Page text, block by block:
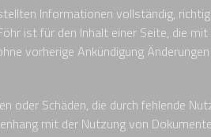
Informationen vollständig,
ist für den Inhalt einer Seite, die
vorherige Ankündigung
oder Schäden, die durch fehlende
mit der Nutzung von